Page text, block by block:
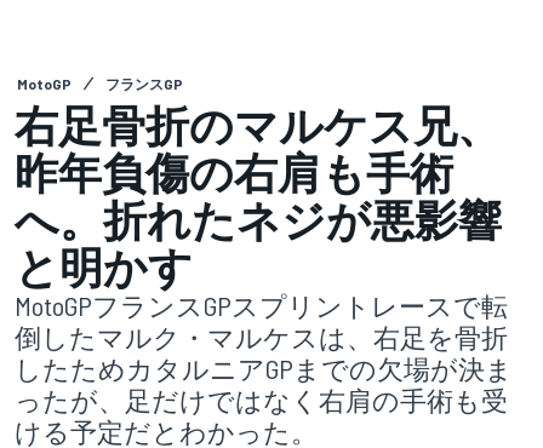
MotoGP フランスGP
右足骨折のマルケス兄、
昨年負傷の右肩も手術
へ。折れたネジが悪影響
と明かす
MotoGPフランスGPスプリントレースで転
倒したマルク・マルケスは、右足を骨折
したためカタルニアGPまでの欠場が決ま
ったが、足だけではなく右肩の手術も受
ける予定だとわかった。